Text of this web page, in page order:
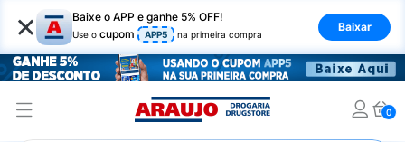
× Baixe o APP e ganhe 5% OFF!
Use o cupom APP5 na primeira compra
Baixar
0